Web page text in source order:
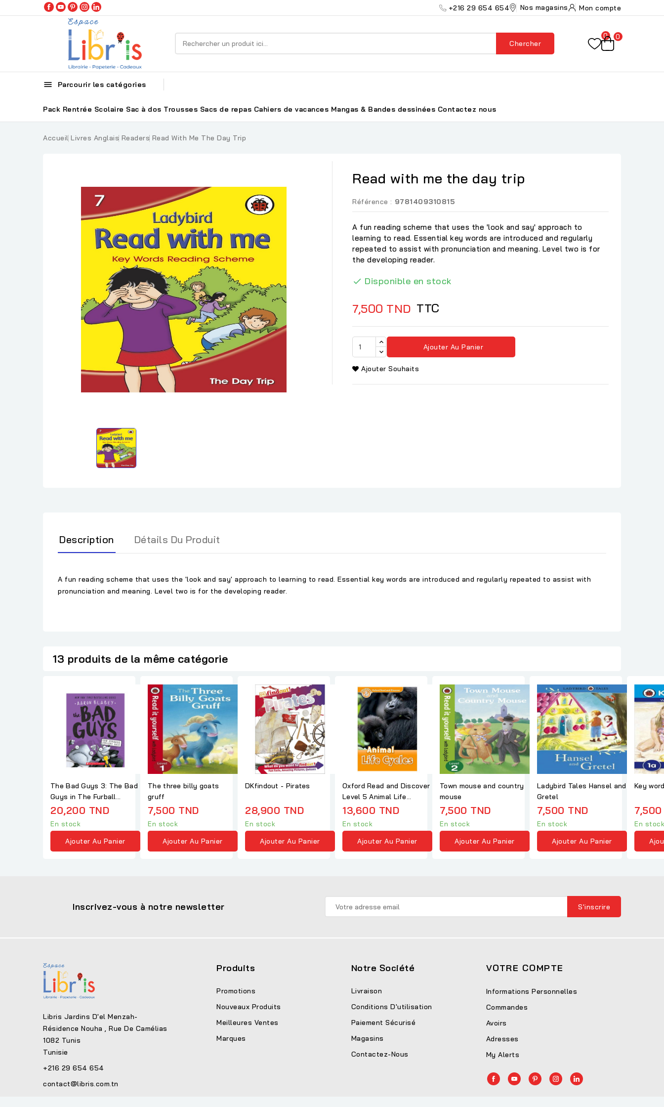
+216 29 654 654 Nos magasins Mon compte
Chercher
0 0
 Parcourir les catégories
Pack Rentrée Scolaire Sac à dos Trousses Sacs de repas Cahiers de vacances Mangas & Bandes dessinées Contactez nous
Accueil Livres Anglais Readers Read With Me The Day Trip
Read with me the day trip
Référence : 9781409310815
A fun reading scheme that uses the 'look and say' approach to
learning to read. Essential key words are introduced and regularly
repeated to assist with pronunciation and meaning. Level two is for
the developing reader.
 Disponible en stock
7,500 TND TTC
Ajouter Au Panier
Ajouter Souhaits
Description Détails Du Produit
A fun reading scheme that uses the 'look and say' approach to learning to read. Essential key words are introduced and regularly repeated to assist with
pronunciation and meaning. Level two is for the developing reader.
13 produits de la même catégorie
The Bad Guys 3: The Bad
Guys in The Furball
Strikes Back
20,200 TND
En stock
Ajouter Au Panier
The three billy goats
gruff
7,500 TND
En stock
Ajouter Au Panier
DKfindout - Pirates
28,900 TND
En stock
Ajouter Au Panier
Oxford Read and Discover
Level 5 Animal Life
Cycles
13,600 TND
En stock
Ajouter Au Panier
Town mouse and country
mouse
7,500 TND
En stock
Ajouter Au Panier
Ladybird Tales Hansel and
Gretel
7,500 TND
En stock
Ajouter Au Panier
Key
7,500
En stock
Inscrivez-vous à notre newsletter
Libris Jardins D'el Menzah-
Résidence Nouha , Rue De Camélias
1082 Tunis
Tunisie
+216 29 654 654
contact@libris.com.tn
Produits
Promotions
Nouveaux Produits
Meilleures Ventes
Marques
Notre Société
Livraison
Conditions D'utilisation
Paiement Sécurisé
Magasins
Contactez-Nous
VOTRE COMPTE
Informations Personnelles
Commandes
Avoirs
Adresses
My Alerts